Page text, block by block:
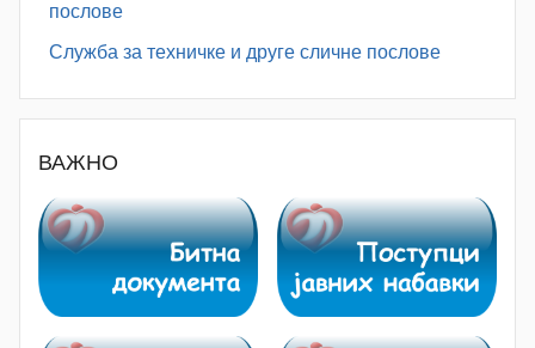
послове
Служба за техничке и друге сличне послове
ВАЖНО